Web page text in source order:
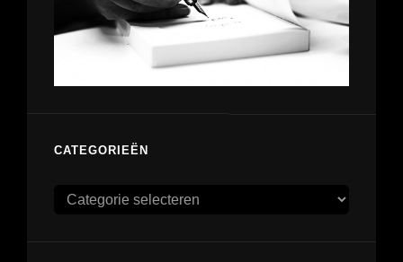
CATEGORIEËN
Categorieën